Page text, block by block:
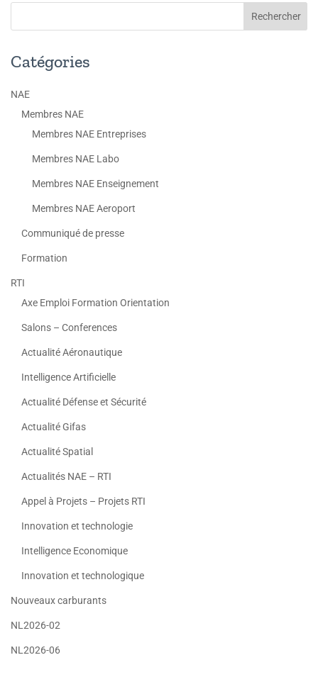
Catégories
NAE
Membres NAE
Membres NAE Entreprises
Membres NAE Labo
Membres NAE Enseignement
Membres NAE Aeroport
Communiqué de presse
Formation
RTI
Axe Emploi Formation Orientation
Salons – Conferences
Actualité Aéronautique
Intelligence Artificielle
Actualité Défense et Sécurité
Actualité Gifas
Actualité Spatial
Actualités NAE – RTI
Appel à Projets – Projets RTI
Innovation et technologie
Intelligence Economique
Innovation et technologique
Nouveaux carburants
NL2026-02
NL2026-06